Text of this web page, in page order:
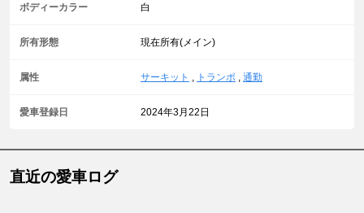
ボディーカラー 白
所有形態 現在所有(メイン)
属性 サーキット トランポ 通勤
愛車登録日 2024年3月22日
直近の愛車ログ